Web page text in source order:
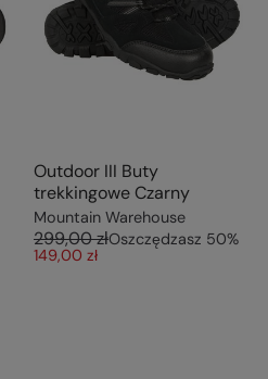
Outdoor III Buty
trekkingowe Czarny
Mountain Warehouse
299,00 złOszczędzasz 50%
149,00 zł